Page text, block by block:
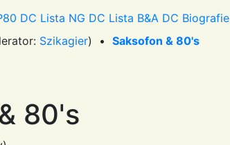
DC Lista NG DC Lista B&A DC Biografie
Szikagier) • Saksofon & 80's
80's